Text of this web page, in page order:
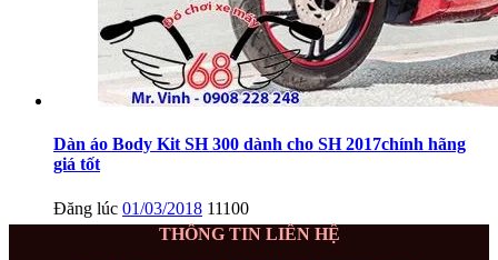
Dàn áo Body Kit SH 300 dành cho SH 2017chính hãng
giá tốt
Đăng lúc 01/03/2018 11100
THÔNG TIN LIÊN HỆ